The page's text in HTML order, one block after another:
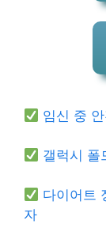
임신 중
갤럭시 폴
다이어트
자